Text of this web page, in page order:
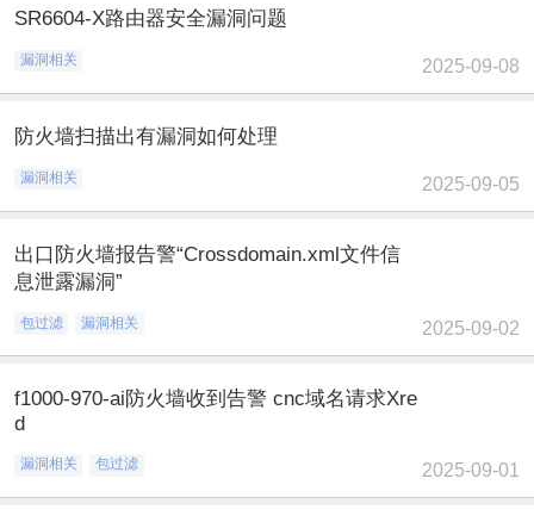
SR6604-X路由器安全漏洞问题
漏洞相关 2025-09-08
防火墙扫描出有漏洞如何处理
漏洞相关 2025-09-05
出口防火墙报告警“Crossdomain.xml文件信
息泄露漏洞”
包过滤 漏洞相关 2025-09-02
f1000-970-ai防火墙收到告警 cnc域名请求Xre
d
漏洞相关 包过滤 2025-09-01